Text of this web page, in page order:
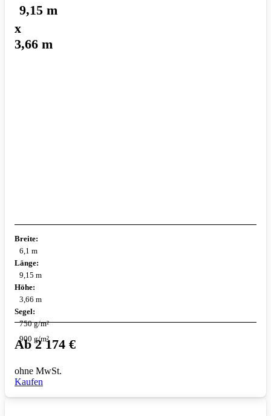
9,15 m
x
3,66 m
Breite:
6,1 m
Länge:
9,15 m
Höhe:
3,66 m
Segel:
750 g/m²
900 g/m²
Ab2 174 €
ohne MwSt.
Kaufen